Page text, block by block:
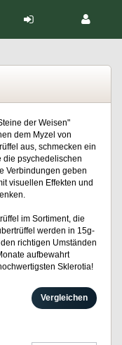
der Weisen"
dem Myzel von
aus, schmecken ein
die psychedelischen
Verbindungen geben
visuellen Effekten und
im Sortiment, die
werden in 15g-
richtigen Umständen
aufbewahrt
Sklerotia!